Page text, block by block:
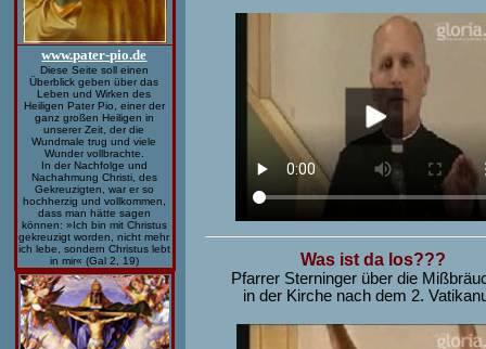
www.pater-pio.de
Diese Seite soll einen
Überblick geben über das
Leben und Wirken des
Heiligen Pater Pio, einer der
ganz großen Heiligen in
unserer Zeit, der die
Wundmale trug und viele
Wunder vollbrachte.
In der Nachfolge und
Nachahmung Christi, des
Gekreuzigten, war er so
hochherzig und vollkommen,
dass man hätte sagen
können: »Ich bin mit Christus
gekreuzigt worden, nicht mehr
ich lebe, sondern Christus lebt
in mir« (Gal 2, 19)
Was ist da los???
Pfarrer Sterninger über die
in der Kirche nach dem 2.